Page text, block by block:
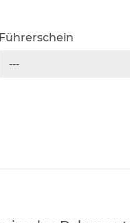
Führerschein
---